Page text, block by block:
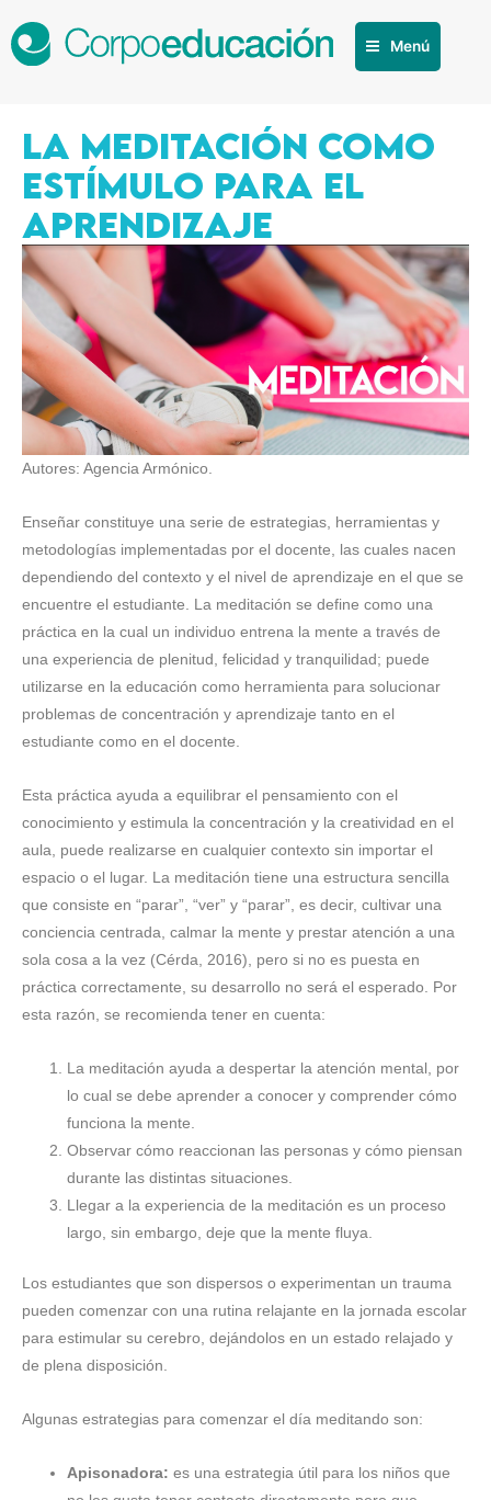
Menú
LA MEDITACIÓN COMO
ESTÍMULO PARA EL
APRENDIZAJE
Autores: Agencia Armónico.
Enseñar constituye una serie de estrategias, herramientas y
metodologías implementadas por el docente, las cuales nacen
dependiendo del contexto y el nivel de aprendizaje en el que se
encuentre el estudiante. La meditación se define como una
práctica en la cual un individuo entrena la mente a través de
una experiencia de plenitud, felicidad y tranquilidad; puede
utilizarse en la educación como herramienta para solucionar
problemas de concentración y aprendizaje tanto en el
estudiante como en el docente.
Esta práctica ayuda a equilibrar el pensamiento con el
conocimiento y estimula la concentración y la creatividad en el
aula, puede realizarse en cualquier contexto sin importar el
espacio o el lugar. La meditación tiene una estructura sencilla
que consiste en “parar”, “ver” y “parar”, es decir, cultivar una
conciencia centrada, calmar la mente y prestar atención a una
sola cosa a la vez (Cérda, 2016), pero si no es puesta en
práctica correctamente, su desarrollo no será el esperado. Por
esta razón, se recomienda tener en cuenta:
La meditación ayuda a despertar la atención mental, por
lo cual se debe aprender a conocer y comprender cómo
funciona la mente.
Observar cómo reaccionan las personas y cómo piensan
durante las distintas situaciones.
Llegar a la experiencia de la meditación es un proceso
largo, sin embargo, deje que la mente fluya.
Los estudiantes que son dispersos o experimentan un trauma
pueden comenzar con una rutina relajante en la jornada escolar
para estimular su cerebro, dejándolos en un estado relajado y
de plena disposición.
Algunas estrategias para comenzar el día meditando son:
Apisonadora:es una estrategia útil para los niños que